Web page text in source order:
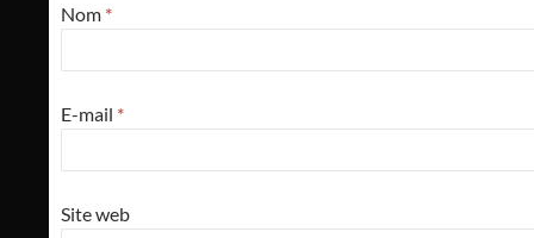
Nom *
E-mail *
Site web